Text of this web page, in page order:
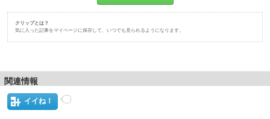
クリップとは？
気に入った記事をマイページに保存して、いつでも見られるようになります。
関連情報
イイね！